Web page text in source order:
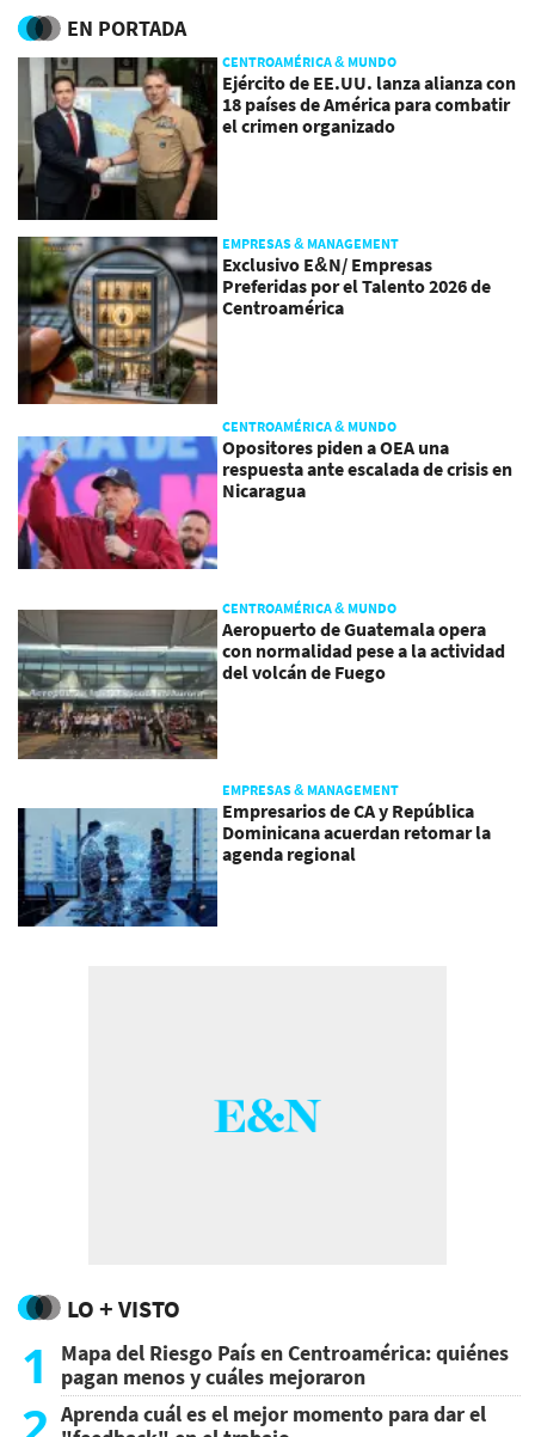
EN PORTADA
CENTROAMÉRICA & MUNDO
Ejército de EE.UU. lanza alianza con
18 países de América para combatir
el crimen organizado
EMPRESAS & MANAGEMENT
Exclusivo E&N/ Empresas
Preferidas por el Talento 2026 de
Centroamérica
CENTROAMÉRICA & MUNDO
Opositores piden a OEA una
respuesta ante escalada de crisis en
Nicaragua
CENTROAMÉRICA & MUNDO
Aeropuerto de Guatemala opera
con normalidad pese a la actividad
del volcán de Fuego
EMPRESAS & MANAGEMENT
Empresarios de CA y República
Dominicana acuerdan retomar la
agenda regional
LO + VISTO
1
Mapa del Riesgo País en Centroamérica: quiénes
pagan menos y cuáles mejoraron
Aprenda cuál es el mejor momento para dar el